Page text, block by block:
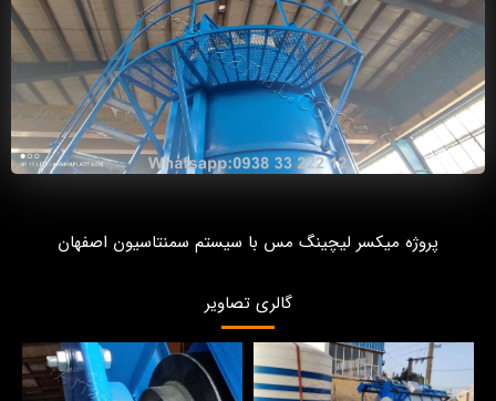
پروژه میکسر لیچینگ مس با سیستم سمنتاسیون اصفهان
گالری تصاویر